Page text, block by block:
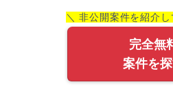
＼ 非公開案件を紹介
完全無
案件を